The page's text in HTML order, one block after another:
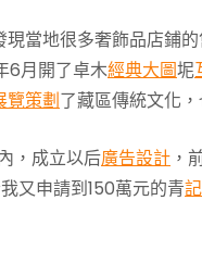
當地很多奢飾品店鋪
6月開了卓木經典大圖坭
覽策劃了藏區傳統文化
，成立以后廣告設計 ，
又申請到150萬元的青